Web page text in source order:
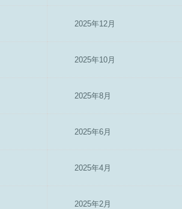
2025年12月
2025年10月
2025年8月
2025年6月
2025年4月
2025年2月